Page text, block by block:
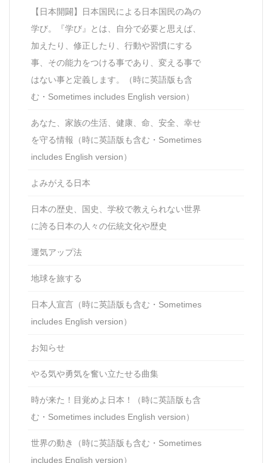
【日本開闢】日本国民による日本国民の為の
学び。『学び』とは、自分で必要と思えば、
加えたり、修正したり、行動や習慣にする
事、その能力をつける事であり、変える事で
はない事と定義します。（時に英語版も含
む・Sometimes includes English version）
あなた、家族の生活、健康、命、安全、幸せ
を守る情報（時に英語版も含む・Sometimes
includes English version）
よみがえる日本
日本の歴史、国史、学校で教えられない世界
に誇る日本の人々の伝統文化や歴史
運気アップ法
地球を旅する
日本人宣言（時に英語版も含む・Sometimes
includes English version）
お知らせ
やる気や勇気を奮い立たせる曲集
時が来た！目覚めよ日本！（時に英語版も含
む・Sometimes includes English version）
世界の動き（時に英語版も含む・Sometimes
includes English version）